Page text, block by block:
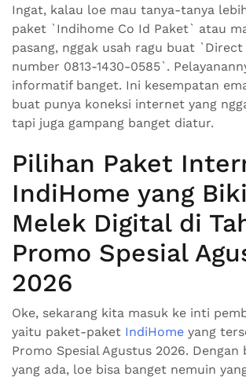
Ingat, kalau loe mau tanya-tanya
paket `Indihome Co Id Paket` atau
pasang, nggak usah ragu buat
number 0813-1430-0585`.
informatif banget. Ini kesempatan
buat punya koneksi internet yang
tapi juga gampang banget diatur.
Pilihan Paket
IndiHome yang
Melek Digital di
Promo Spesial
2026
Oke, sekarang kita masuk ke inti
yaitu paket-paket IndiHome yang
Promo Spesial Agustus 2026. Dengan
yang ada, loe bisa banget nemuin